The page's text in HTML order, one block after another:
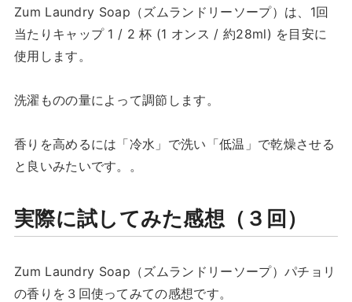
Zum Laundry Soap（ズムランドリーソープ）は、1回
当たりキャップ 1 / 2 杯 (1 オンス / 約28ml) を目安に
使用します。
洗濯ものの量によって調節します。
香りを高めるには「冷水」で洗い「低温」で乾燥させる
と良いみたいです。。
実際に試してみた感想（３回）
Zum Laundry Soap（ズムランドリーソープ）パチョリ
の香りを３回使ってみての感想です。